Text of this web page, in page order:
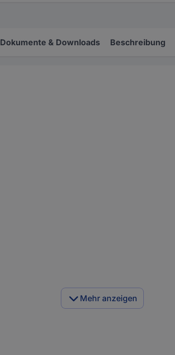
Dokumente & Downloads Beschreibung
Mehr anzeigen